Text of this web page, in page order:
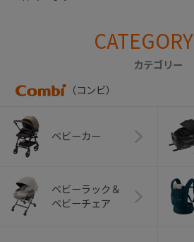
CATEGORY
カテゴリー
（コンビ）
ベビーカー
ベビーラック＆
ベビーチェア